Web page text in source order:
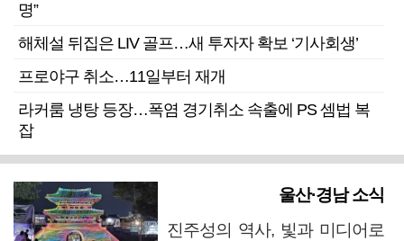
명”
해체설 뒤집은 LIV 골프…새 투자자 확보 ‘기사회생’
프로야구 취소…11일부터 재개
라커룸 냉탕 등장…폭염 경기취소 속출에 PS 셈법 복
잡
울산·경남 소식
진주성의 역사, 빛과 미디어로